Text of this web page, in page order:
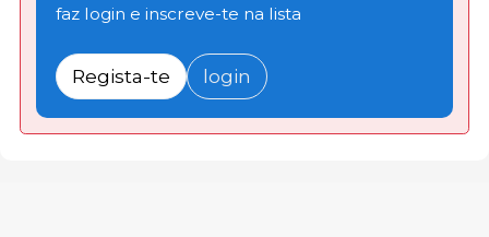
faz login e inscreve-te na lista
Regista-te login